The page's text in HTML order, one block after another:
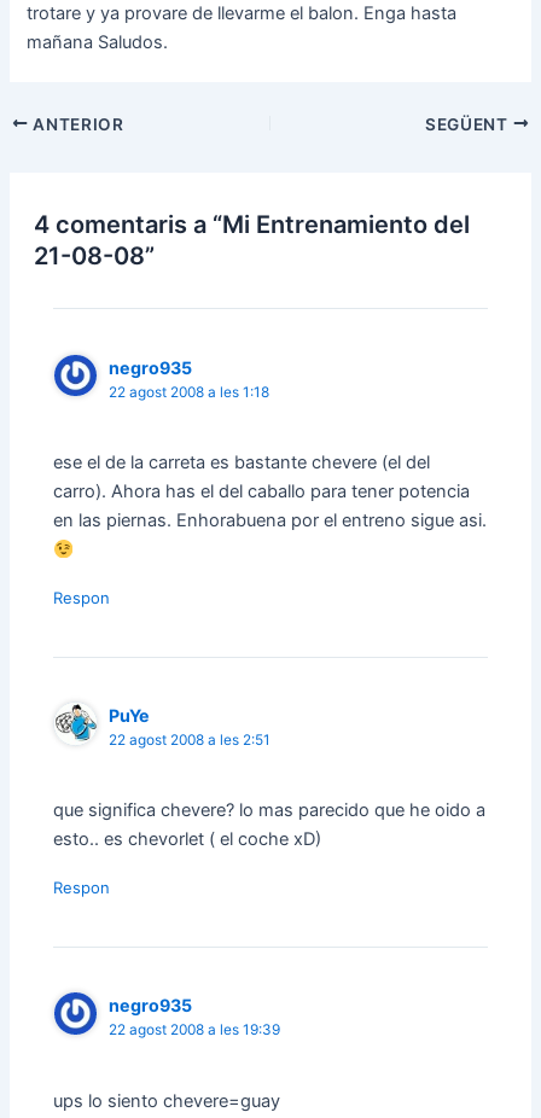
trotare y ya provare de llevarme el balon. Enga hasta
mañana Saludos.
Navegació
ANTERIOR SEGÜENT
4 comentaris a “Mi Entrenamiento del
21-08-08”
negro935
22 agost 2008 a les 1:18
ese el de la carreta es bastante chevere (el del
carro). Ahora has el del caballo para tener potencia
en las piernas. Enhorabuena por el entreno sigue asi.
Respon
PuYe
22 agost 2008 a les 2:51
que significa chevere? lo mas parecido que he oido a
esto.. es chevorlet ( el coche xD)
Respon
negro935
22 agost 2008 a les 19:39
ups lo siento chevere=guay